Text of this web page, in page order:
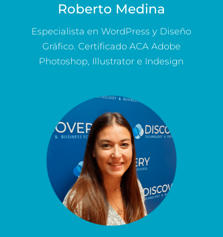
Roberto Medina
Especialista en WordPress y Diseño
Gráfico. Certificado ACA Adobe
Photoshop, Illustrator e Indesign